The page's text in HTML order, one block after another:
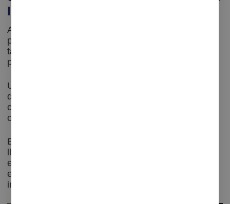
logística
Amb
productivitat del teu personal fins a un 18 %, sinó
també reduir l'esforç administratiu per a la
planificació fins a un 80 %.
Utilitza el programari per a crear pronòstics de
demanda a llarg termini basats en els volums de
càrrega de treball previstos i la productivitat
objectiu, de manera fàcil i segura.
En la planificació es tenen en compte no sols les
lleis, tarifes, acords empresarials, SLAs i normes
especials, sinó també les qualificacions dels
empleats, notificant-se al moment qualsevol
incompliment que es produïxi.